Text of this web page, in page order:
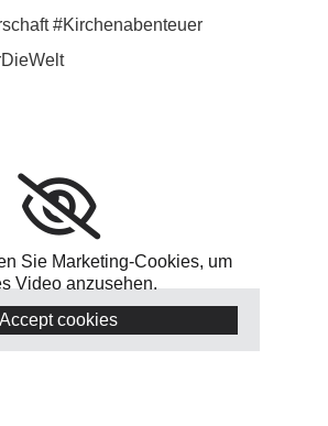
#Kirchenabenteuer
Sie Marketing-Cookies, um
Video anzusehen.
Accept cookies